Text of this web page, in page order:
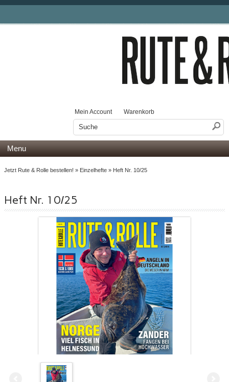
Mein Account Warenkorb
Menu
Jetzt Rute & Rolle bestellen! » Einzelhefte » Heft Nr. 10/25
Heft Nr. 10/25